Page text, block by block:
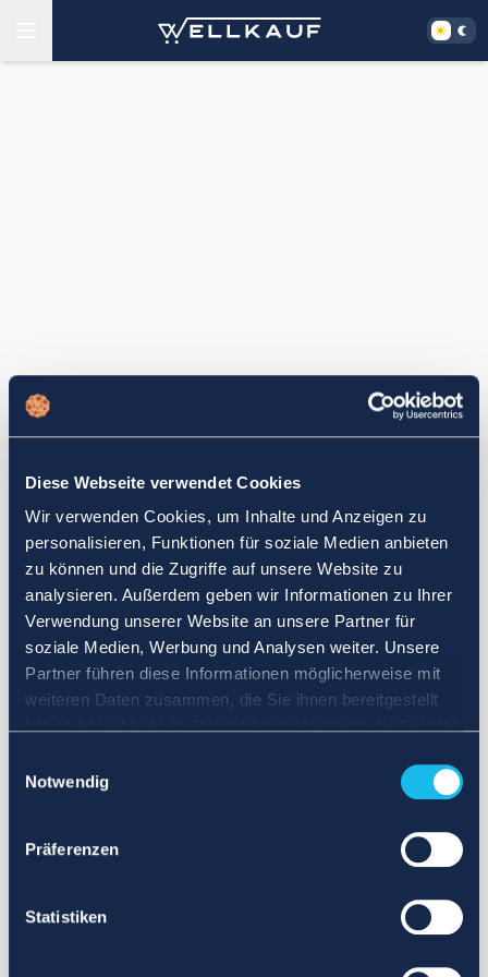
Diese Webseite verwendet Cookies
Wir verwenden Cookies, um Inhalte und Anzeigen zu
personalisieren, Funktionen für soziale Medien anbieten
zu können und die Zugriffe auf unsere Website zu
analysieren. Außerdem geben wir Informationen zu Ihrer
Verwendung unserer Website an unsere Partner für
soziale Medien, Werbung und Analysen weiter. Unsere
Partner führen diese Informationen möglicherweise mit
weiteren Daten zusammen, die Sie ihnen bereitgestellt
Notwendig
Präferenzen
Statistiken